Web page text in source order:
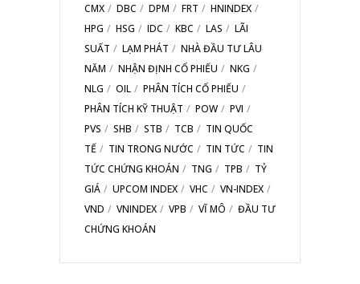
CMX
DBC DPM FRT
HNINDEX
HPG
HSG IDC KBC LAS
LÃI
SUẤT
LẠM PHÁT
NHÀ ĐẦU TƯ LÂU
NĂM
NHẬN ĐỊNH CỔ PHIẾU
NKG
NLG
OIL
PHÂN TÍCH CỔ PHIẾU
PHÂN TÍCH KỸ THUẬT
POW
PVI
PVS
SHB STB TCB
TIN QUỐC
TẾ
TIN TRONG NƯỚC TIN TỨC
TIN
TỨC CHỨNG KHOÁN
TNG TPB
TỶ
GIÁ
UPCOM INDEX VHC
VN-INDEX
VND
VNINDEX VPB VĨ MÔ
ĐẦU TƯ
CHỨNG KHOÁN